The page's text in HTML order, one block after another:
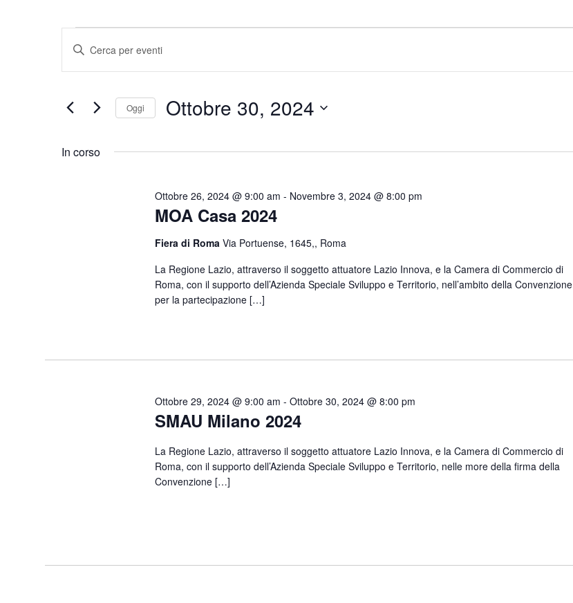
Eventi
for
Ottobre
30,
Eventi
viste
Inserisci
Eventi
Chiave.
Oggi Ottobre 30, 2024
In corso
MOA Casa 2024
Ottobre 26, 2024 @ 9:00 am - Novembre 3, 2024 @ 8:00 pm
Fiera di Roma Via Portuense, 1645,, Roma
La Regione Lazio, attraverso il soggetto attuatore Lazio Innova, e la Camera di Commercio di
Roma, con il supporto dell’Azienda Speciale Sviluppo e Territorio, nell’ambito della Convenzione
per la partecipazione […]
SMAU Milano 2024
Ottobre 29, 2024 @ 9:00 am - Ottobre 30, 2024 @ 8:00 pm
La Regione Lazio, attraverso il soggetto attuatore Lazio Innova, e la Camera di Commercio di
Roma, con il supporto dell’Azienda Speciale Sviluppo e Territorio, nelle more della firma della
Convenzione […]